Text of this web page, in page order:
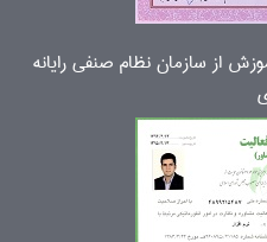
از سازمان نظام صنفی رایانه